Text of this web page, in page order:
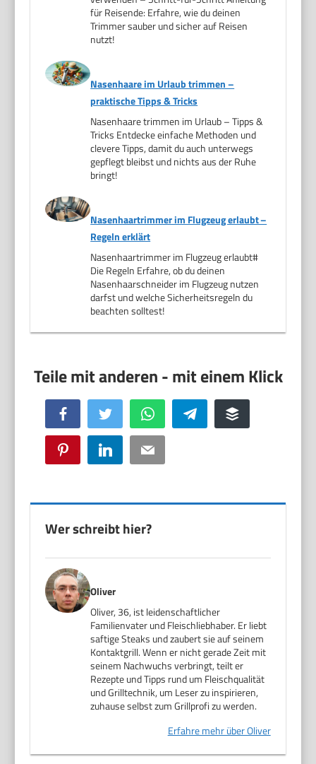
für Reisende: Erfahre, wie du deinen
Trimmer sauber und sicher auf Reisen
nutzt!
Nasenhaare im Urlaub trimmen –
praktische Tipps & Tricks
Nasenhaare trimmen im Urlaub – Tipps &
Tricks Entdecke einfache Methoden und
clevere Tipps, damit du auch unterwegs
gepflegt bleibst und nichts aus der Ruhe
bringt!
Nasenhaartrimmer im Flugzeug erlaubt –
Regeln erklärt
Nasenhaartrimmer im Flugzeug erlaubt#
Die Regeln Erfahre, ob du deinen
Nasenhaarschneider im Flugzeug nutzen
darfst und welche Sicherheitsregeln du
beachten solltest!
Facebook Twitter WhatsApp Telegram Buffer
Pinterest LinkedIn Email
Wer schreibt hier?
Oliver
Oliver, 36, ist leidenschaftlicher
Familienvater und Fleischliebhaber. Er liebt
saftige Steaks und zaubert sie auf seinem
Kontaktgrill. Wenn er nicht gerade Zeit mit
seinem Nachwuchs verbringt, teilt er
Rezepte und Tipps rund um Fleischqualität
und Grilltechnik, um Leser zu inspirieren,
zuhause selbst zum Grillprofi zu werden.
Erfahre mehr über Oliver